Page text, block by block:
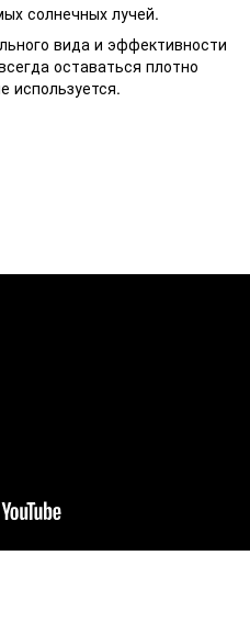
солнечных лучей.
вида и эффективности
оставаться плотно
используется.